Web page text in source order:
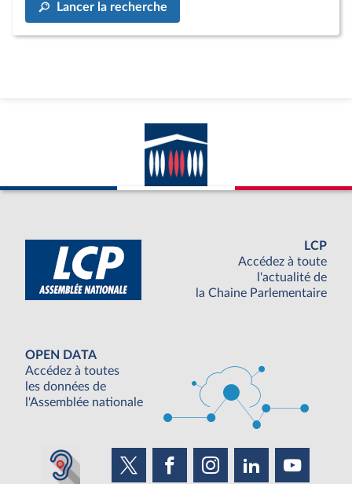
Lancer la recherche
LCP
Accédez à toute
l'actualité de
la Chaine Parlementaire
OPEN DATA
Accédez à toutes
les données de
l'Assemblée nationale